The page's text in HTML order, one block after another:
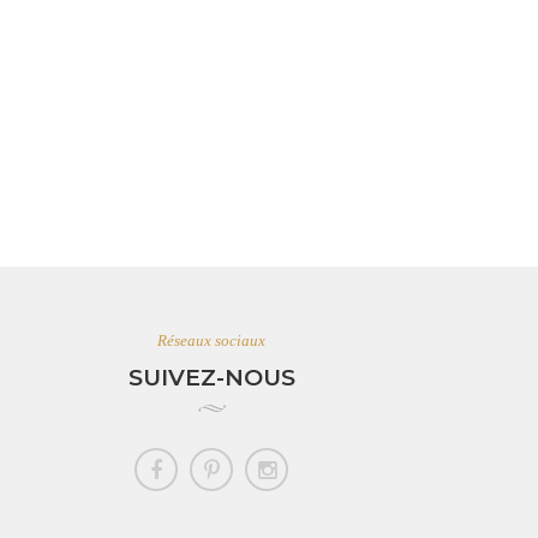
Réseaux sociaux
SUIVEZ-NOUS